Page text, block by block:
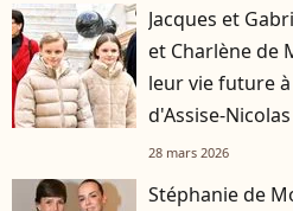
Jacques et
et Charlène de
leur vie future
d'Assise-
28 mars 2026
Stéphanie de